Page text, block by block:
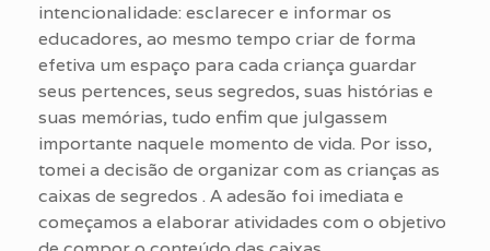
intencionalidade: esclarecer e informar os
educadores, ao mesmo tempo criar de forma
efetiva um espaço para cada criança guardar
seus pertences, seus segredos, suas histórias e
suas memórias, tudo enfim que julgassem
importante naquele momento de vida. Por isso,
tomei a decisão de organizar com as crianças as
caixas de segredos . A adesão foi imediata e
começamos a elaborar atividades com o objetivo